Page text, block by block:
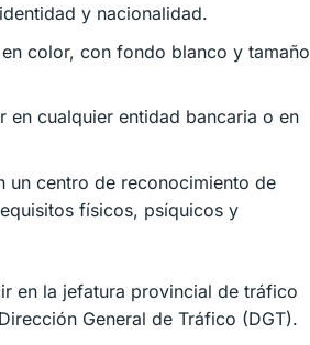
y nacionalidad.
color, con fondo blanco y tamaño
en cualquier entidad bancaria o en
un centro de reconocimiento de
físicos, psíquicos y
en la jefatura provincial de tráfico
General de Tráfico (DGT).